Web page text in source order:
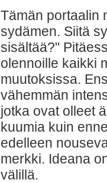
Tämän portaalin
sydämen. Siitä
sisältää?"
olennoille kaikki
muutoksissa.
vähemmän
jotka ovat olleet
kuumia kuin
edelleen
merkki. Ideana
välillä.